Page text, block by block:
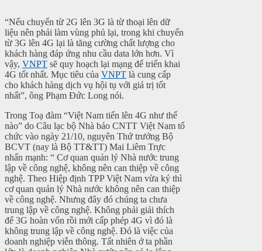
“Nếu chuyển từ 2G lên 3G là từ thoại lên dữ
liệu nên phải làm vùng phủ lại, trong khi chuyển
từ 3G lên 4G lại là tăng cường chất lượng cho
khách hàng đáp ứng nhu cầu data lớn hơn. Vì
vậy, VNPT sẽ quy hoạch lại mạng để triển khai
4G tốt nhất. Mục tiêu của VNPT là cung cấp
cho khách hàng dịch vụ hội tụ với giá trị tốt
nhất”, ông Phạm Đức Long nói.
Trong Toạ đàm “Việt Nam tiến lên 4G như thế
nào” do Câu lạc bộ Nhà báo CNTT Việt Nam tổ
chức vào ngày 21/10, nguyên Thứ trưởng Bộ
BCVT (nay là Bộ TT&TT) Mai Liêm Trực
nhấn mạnh: “ Cơ quan quản lý Nhà nước trung
lập về công nghệ, không nên can thiệp về công
nghệ. Theo Hiệp định TPP Việt Nam vừa ký thì
cơ quan quản lý Nhà nước không nên can thiệp
về công nghệ. Nhưng đây đó chúng ta chưa
trung lập về công nghệ. Không phải giải thích
để 3G hoàn vốn rồi mới cấp phép 4G vì đó là
không trung lập về công nghệ. Đó là việc của
doanh nghiệp viễn thông. Tất nhiên ở ta phần